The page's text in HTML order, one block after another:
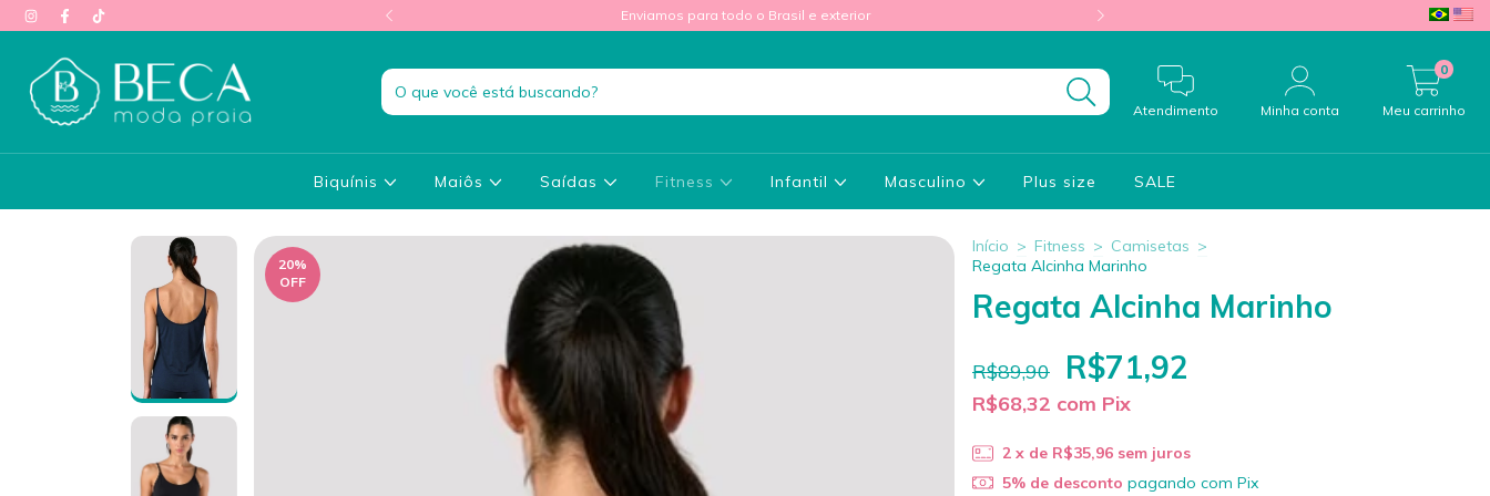
grátis acima de R$500 Enviamos para todo o Brasil e exterior 10%OFF na primeira compra
Atendimento Minha conta Meu carrinho
0
Biquínis Maiôs Saídas Fitness Infantil Masculino Plus size SALE
20%
OFF
Início > Fitness > Camisetas >
Regata Alcinha Marinho
Regata Alcinha Marinho
R$89,90 R$71,92
R$68,32 com Pix
2 x de R$35,96 sem juros
5% de desconto pagando com Pix